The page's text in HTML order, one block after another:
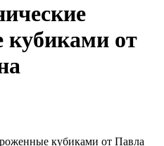
кубиками от